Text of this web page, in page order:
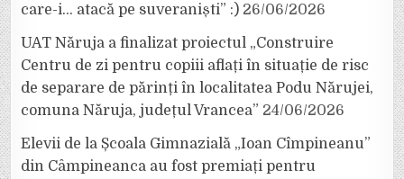
care-i… atacă pe suveraniști” :) 26/06/2026
UAT Năruja a finalizat proiectul „Construire
Centru de zi pentru copiii aflați în situație de risc
de separare de părinți în localitatea Podu Nărujei,
comuna Năruja, județul Vrancea” 24/06/2026
Elevii de la Școala Gimnazială „Ioan Cîmpineanu”
din Câmpineanca au fost premiați pentru